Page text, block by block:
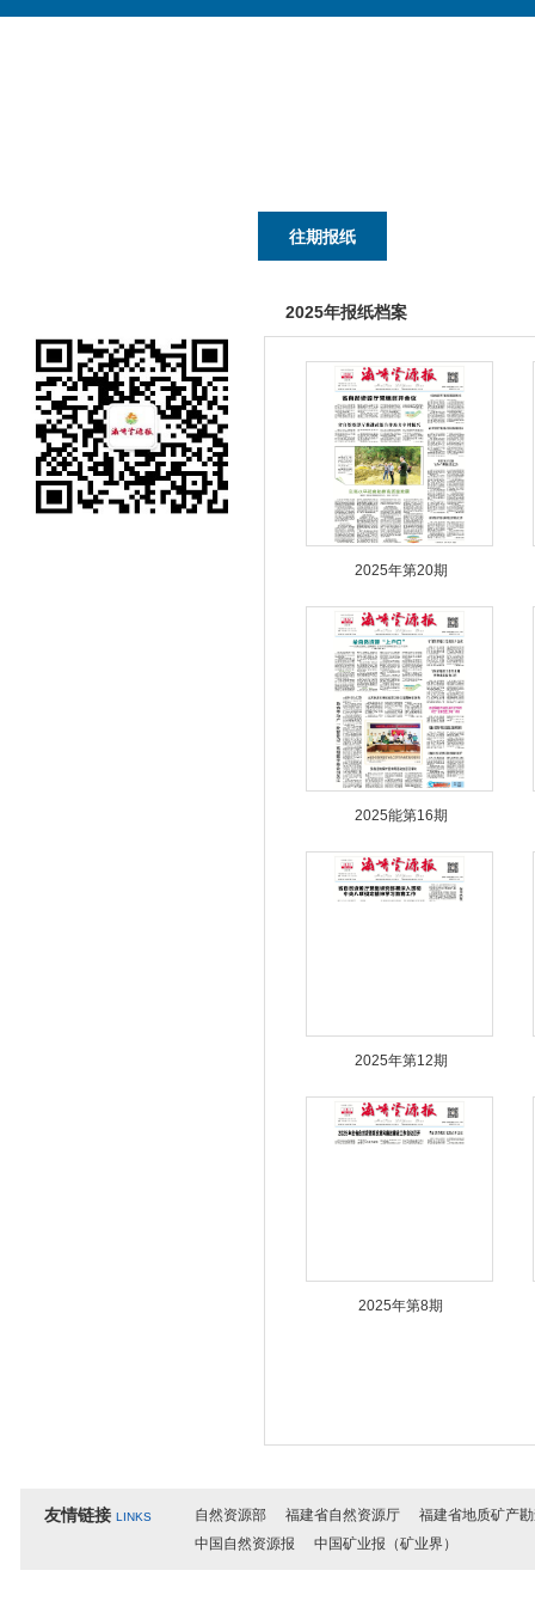
往期报纸
2025年报纸档案
2025年第20期
2025能第16期
2025年第12期
2025年第8期
友情链接 LINKS 自然资源部 福建省自然资源厅
福建省地质矿产
中国自然资源报
中国矿业报（矿业界）